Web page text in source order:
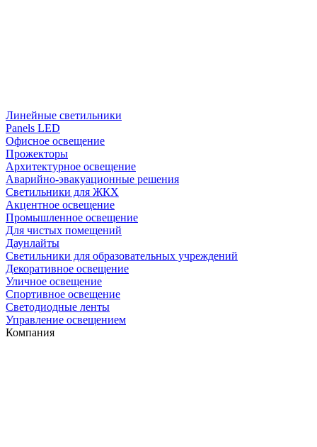
Линейные светильники
Panels LED
Офисное освещение
Прожекторы
Архитектурное освещение
Аварийно-эвакуационные решения
Светильники для ЖКХ
Акцентное освещение
Промышленное освещение
Для чистых помещений
Даунлайты
Светильники для образовательных учреждений
Декоративное освещение
Уличное освещение
Спортивное освещение
Светодиодные ленты
Управление освещением
Компания